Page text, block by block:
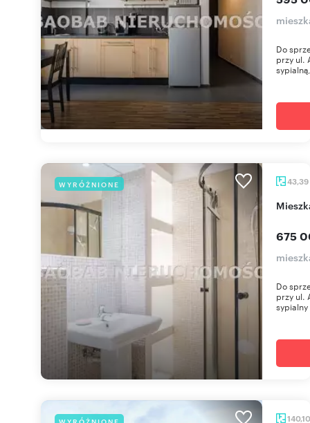
Do
przy ul.
WYRÓŻNIONE 43,39
675
Do
przy ul.
WYRÓŻNIONE